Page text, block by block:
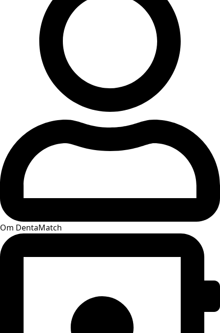
Om DentaMatch